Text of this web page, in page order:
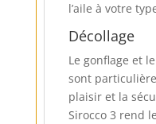
l’aile à votre
Décollage
Le gonflage et
sont
plaisir et la
Sirocco 3 rend